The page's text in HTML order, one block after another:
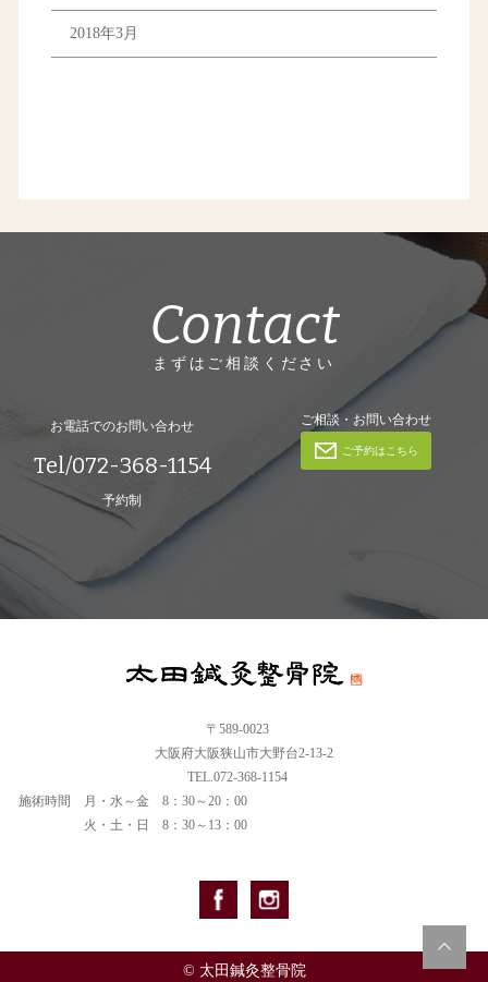
2018年3月
Contact
まずはご相談ください
お電話でのお問い合わせ
Tel/072-368-1154
予約制
ご相談・お問い合わせ
ご予約はこちら
〒589-0023
大阪府大阪狭山市大野台2-13-2
TEL.072-368-1154
施術時間
月・水～金 8：30～20：00
火・土・日 8：30～13：00
© 太田鍼灸整骨院